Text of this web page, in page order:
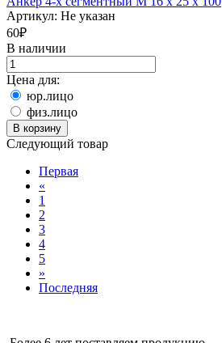
Артикул: Не указан
60₽
В наличии
Цена для:
юр.лицо
физ.лицо
В корзину
Следующий товар
Первая
«
1
2
3
4
5
»
Последняя